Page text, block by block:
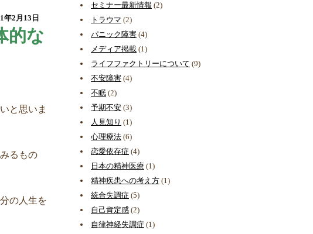
年2月13日
的な
と思いま
るもの
の人生を
セミナー最新情報 (2)
トラウマ (2)
パニック障害 (4)
メディア掲載 (1)
ライフファクトリーについて (9)
不安障害 (4)
不眠 (2)
予期不安 (3)
人見知り (1)
心理療法 (6)
恋愛依存症 (4)
日本の精神医療 (1)
精神疾患への考え方 (1)
統合失調症 (5)
自己肯定感 (2)
自律神経失調症 (1)